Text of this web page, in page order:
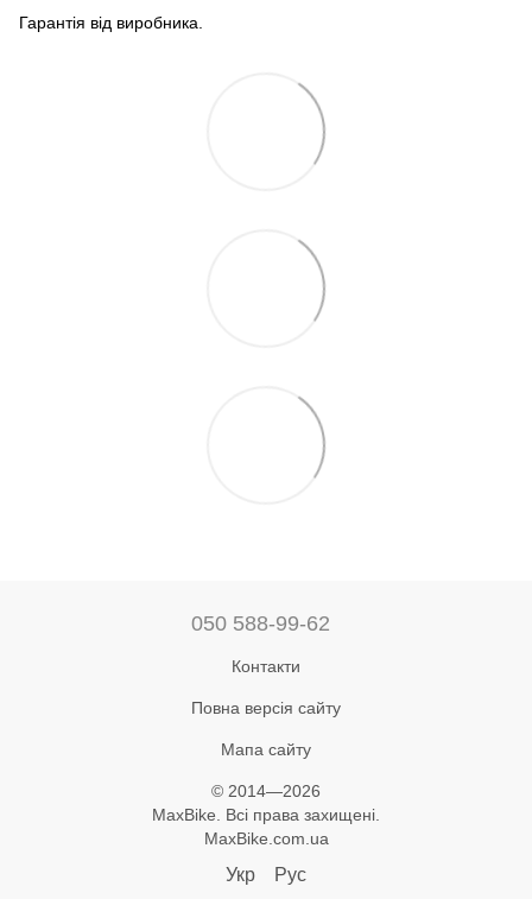
Гарантія від виробника.
050 588-99-62
Контакти
Повна версія сайту
Мапа сайту
© 2014—2026
MaxBike. Всі права захищені.
MaxBike.com.ua
Укр Рус